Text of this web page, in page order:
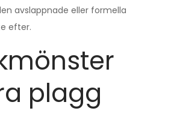
avslappnade eller formella
efter.
plagg